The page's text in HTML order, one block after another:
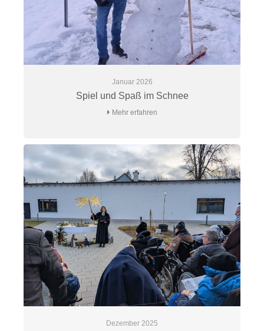
Januar 2026
Spiel und Spaß im Schnee
Mehr erfahren
Dezember 2025